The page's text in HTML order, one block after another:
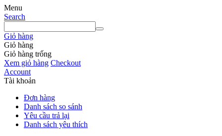
Menu
Search
Giỏ hàng
Giỏ hàng
Giỏ hàng trống
Xem giỏ hàng Checkout
Account
Tài khoản
Đơn hàng
Danh sách so sánh
Yêu cầu trả lại
Danh sách yêu thích